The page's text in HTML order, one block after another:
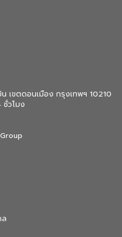
เขตดอนเมือง กรุงเทพฯ 10210
วโมง